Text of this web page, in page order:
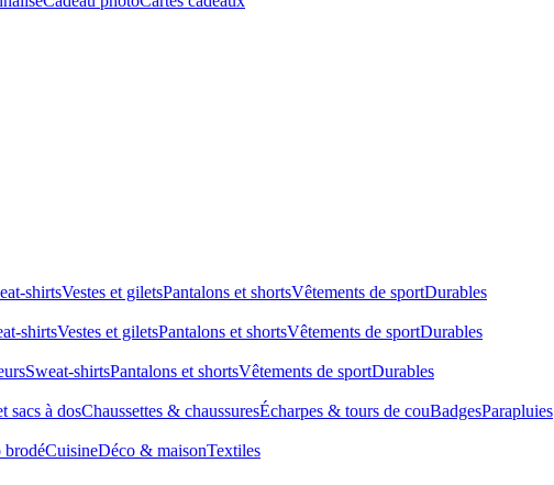
shirtsVestes et giletsPantalons et shortsVêtements de sportDurables
shirtsVestes et giletsPantalons et shortsVêtements de sportDurables
Sweat-shirtsPantalons et shortsVêtements de sportDurables
sacs à dosChaussettes & chaussuresÉcharpes & tours de couBadgesParapluies
brodéCuisineDéco & maisonTextiles